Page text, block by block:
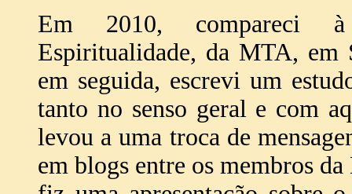
Em 2010, compareci à
Espiritualidade, da MTA,
em seguida, escrevi um
tanto no senso geral e com
levou a uma troca de
em blogs entre os membros